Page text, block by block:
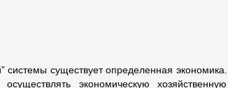
существует определенная экономика.
экономическую хозяйственную